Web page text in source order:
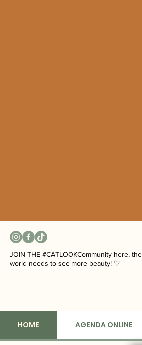
JOIN THE #CATLOOKCommunity here, the
world needs to see more beauty! ♡
HOME AGENDA ONLINE